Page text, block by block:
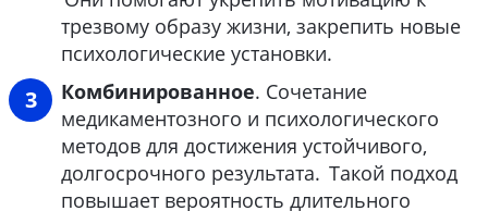
трезвому образу жизни, закрепить новые
психологические установки.
Комбинированное. Сочетание
медикаментозного и психологического
методов для достижения устойчивого,
долгосрочного результата. Такой подход
повышает вероятность длительного